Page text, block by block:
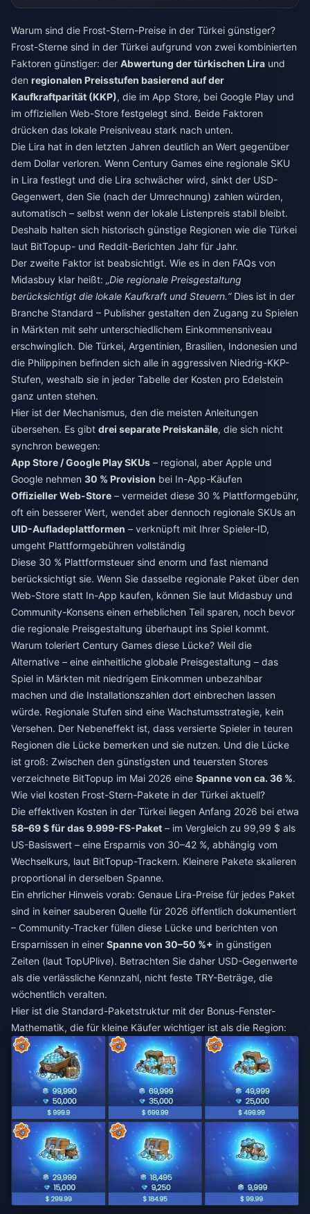
Warum sind die Frost-Stern-Preise in der Türkei günstiger?
Frost-Sterne sind in der Türkei aufgrund von zwei kombinierten
Faktoren günstiger: der Abwertung der türkischen Lira und
den regionalen Preisstufen basierend auf der
Kaufkraftparität (KKP), die im App Store, bei Google Play und
im offiziellen Web-Store festgelegt sind. Beide Faktoren
drücken das lokale Preisniveau stark nach unten.
Die Lira hat in den letzten Jahren deutlich an Wert gegenüber
dem Dollar verloren. Wenn Century Games eine regionale SKU
in Lira festlegt und die Lira schwächer wird, sinkt der USD-
Gegenwert, den Sie (nach der Umrechnung) zahlen würden,
automatisch – selbst wenn der lokale Listenpreis stabil bleibt.
Deshalb halten sich historisch günstige Regionen wie die Türkei
laut BitTopup- und Reddit-Berichten Jahr für Jahr.
Der zweite Faktor ist beabsichtigt. Wie es in den FAQs von
Midasbuy klar heißt: „Die regionale Preisgestaltung
berücksichtigt die lokale Kaufkraft und Steuern.“Dies ist in der
Branche Standard – Publisher gestalten den Zugang zu Spielen
in Märkten mit sehr unterschiedlichem Einkommensniveau
erschwinglich. Die Türkei, Argentinien, Brasilien, Indonesien und
die Philippinen befinden sich alle in aggressiven Niedrig-KKP-
Stufen, weshalb sie in jeder Tabelle der Kosten pro Edelstein
ganz unten stehen.
Hier ist der Mechanismus, den die meisten Anleitungen
übersehen. Es gibt drei separate Preiskanäle, die sich nicht
synchron bewegen:
App Store / Google Play SKUs – regional, aber Apple und
Google nehmen 30 % Provision bei In-App-Käufen
Offizieller Web-Store – vermeidet diese 30 % Plattformgebühr,
oft ein besserer Wert, wendet aber dennoch regionale SKUs an
UID-Aufladeplattformen – verknüpft mit Ihrer Spieler-ID,
umgeht Plattformgebühren vollständig
Diese 30 % Plattformsteuer sind enorm und fast niemand
berücksichtigt sie. Wenn Sie dasselbe regionale Paket über den
Web-Store statt In-App kaufen, können Sie laut Midasbuy und
Community-Konsens einen erheblichen Teil sparen, noch bevor
die regionale Preisgestaltung überhaupt ins Spiel kommt.
Warum toleriert Century Games diese Lücke? Weil die
Alternative – eine einheitliche globale Preisgestaltung – das
Spiel in Märkten mit niedrigem Einkommen unbezahlbar
machen und die Installationszahlen dort einbrechen lassen
würde. Regionale Stufen sind eine Wachstumsstrategie, kein
Versehen. Der Nebeneffekt ist, dass versierte Spieler in teuren
Regionen die Lücke bemerken und sie nutzen. Und die Lücke
ist groß: Zwischen den günstigsten und teuersten Stores
verzeichnete BitTopup im Mai 2026 eine Spanne von ca. 36 %.
Wie viel kosten Frost-Stern-Pakete in der Türkei aktuell?
Die effektiven Kosten in der Türkei liegen Anfang 2026 bei etwa
58–69 $ für das 9.999-FS-Paket – im Vergleich zu 99,99 $ als
US-Basiswert – eine Ersparnis von 30–42 %, abhängig vom
Wechselkurs, laut BitTopup-Trackern. Kleinere Pakete skalieren
proportional in derselben Spanne.
Ein ehrlicher Hinweis vorab: Genaue Lira-Preise für jedes Paket
sind in keiner sauberen Quelle für 2026 öffentlich dokumentiert
– Community-Tracker füllen diese Lücke und berichten von
Ersparnissen in einer Spanne von 30–50 %+ in günstigen
Zeiten (laut TopUPlive). Betrachten Sie daher USD-Gegenwerte
als die verlässliche Kennzahl, nicht feste TRY-Beträge, die
wöchentlich veralten.
Hier ist die Standard-Paketstruktur mit der Bonus-Fenster-
Mathematik, die für kleine Käufer wichtiger ist als die Region: